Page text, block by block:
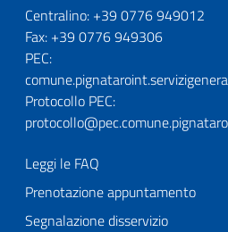
Numeri utili
Centralino: +39 0776 949012
Fax: +39 0776 949306
PEC:
Protocollo PEC:
Leggi le FAQ
Prenotazione appuntamento
Segnalazione disservizio